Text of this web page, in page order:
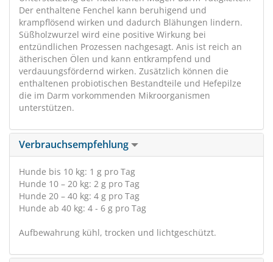
Der enthaltene Fenchel kann beruhigend und
krampflösend wirken und dadurch Blähungen lindern.
Süßholzwurzel wird eine positive Wirkung bei
entzündlichen Prozessen nachgesagt. Anis ist reich an
ätherischen Ölen und kann entkrampfend und
verdauungsfördernd wirken. Zusätzlich können die
enthaltenen probiotischen Bestandteile und Hefepilze
die im Darm vorkommenden Mikroorganismen
unterstützen.
Verbrauchsempfehlung
Hunde bis 10 kg: 1 g pro Tag
Hunde 10 – 20 kg: 2 g pro Tag
Hunde 20 – 40 kg: 4 g pro Tag
Hunde ab 40 kg: 4 - 6 g pro Tag
Aufbewahrung kühl, trocken und lichtgeschützt.